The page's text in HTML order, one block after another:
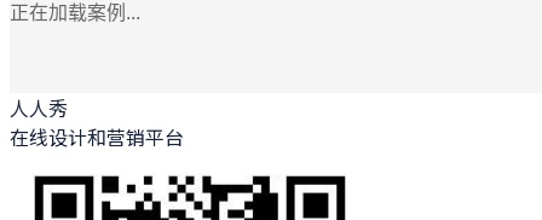
正在加载案例...
人人秀
在线设计和营销平台